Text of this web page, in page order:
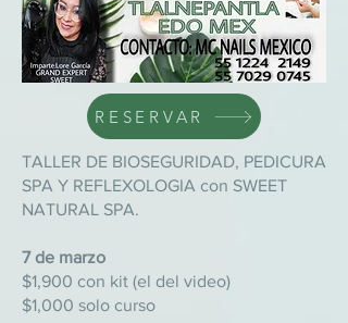
RESERVAR
TALLER DE BIOSEGURIDAD, PEDICURA
SPA Y REFLEXOLOGIA con SWEET
NATURAL SPA.
7 de marzo
$1,900 con kit (el del video)
$1,000 solo curso